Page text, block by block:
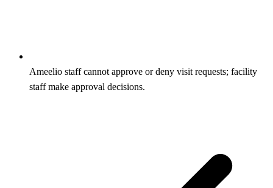
Ameelio staff cannot approve or deny visit requests; facility
staff make approval decisions.